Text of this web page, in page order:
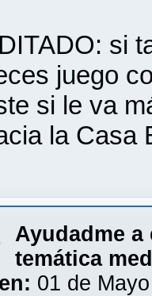
si
juego
si le va
la Casa
Ayudadme
temática
en: 01 de